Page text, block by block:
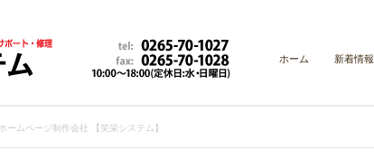
ホーム 新着情報
ムページ制作会社 【笑栄システム】